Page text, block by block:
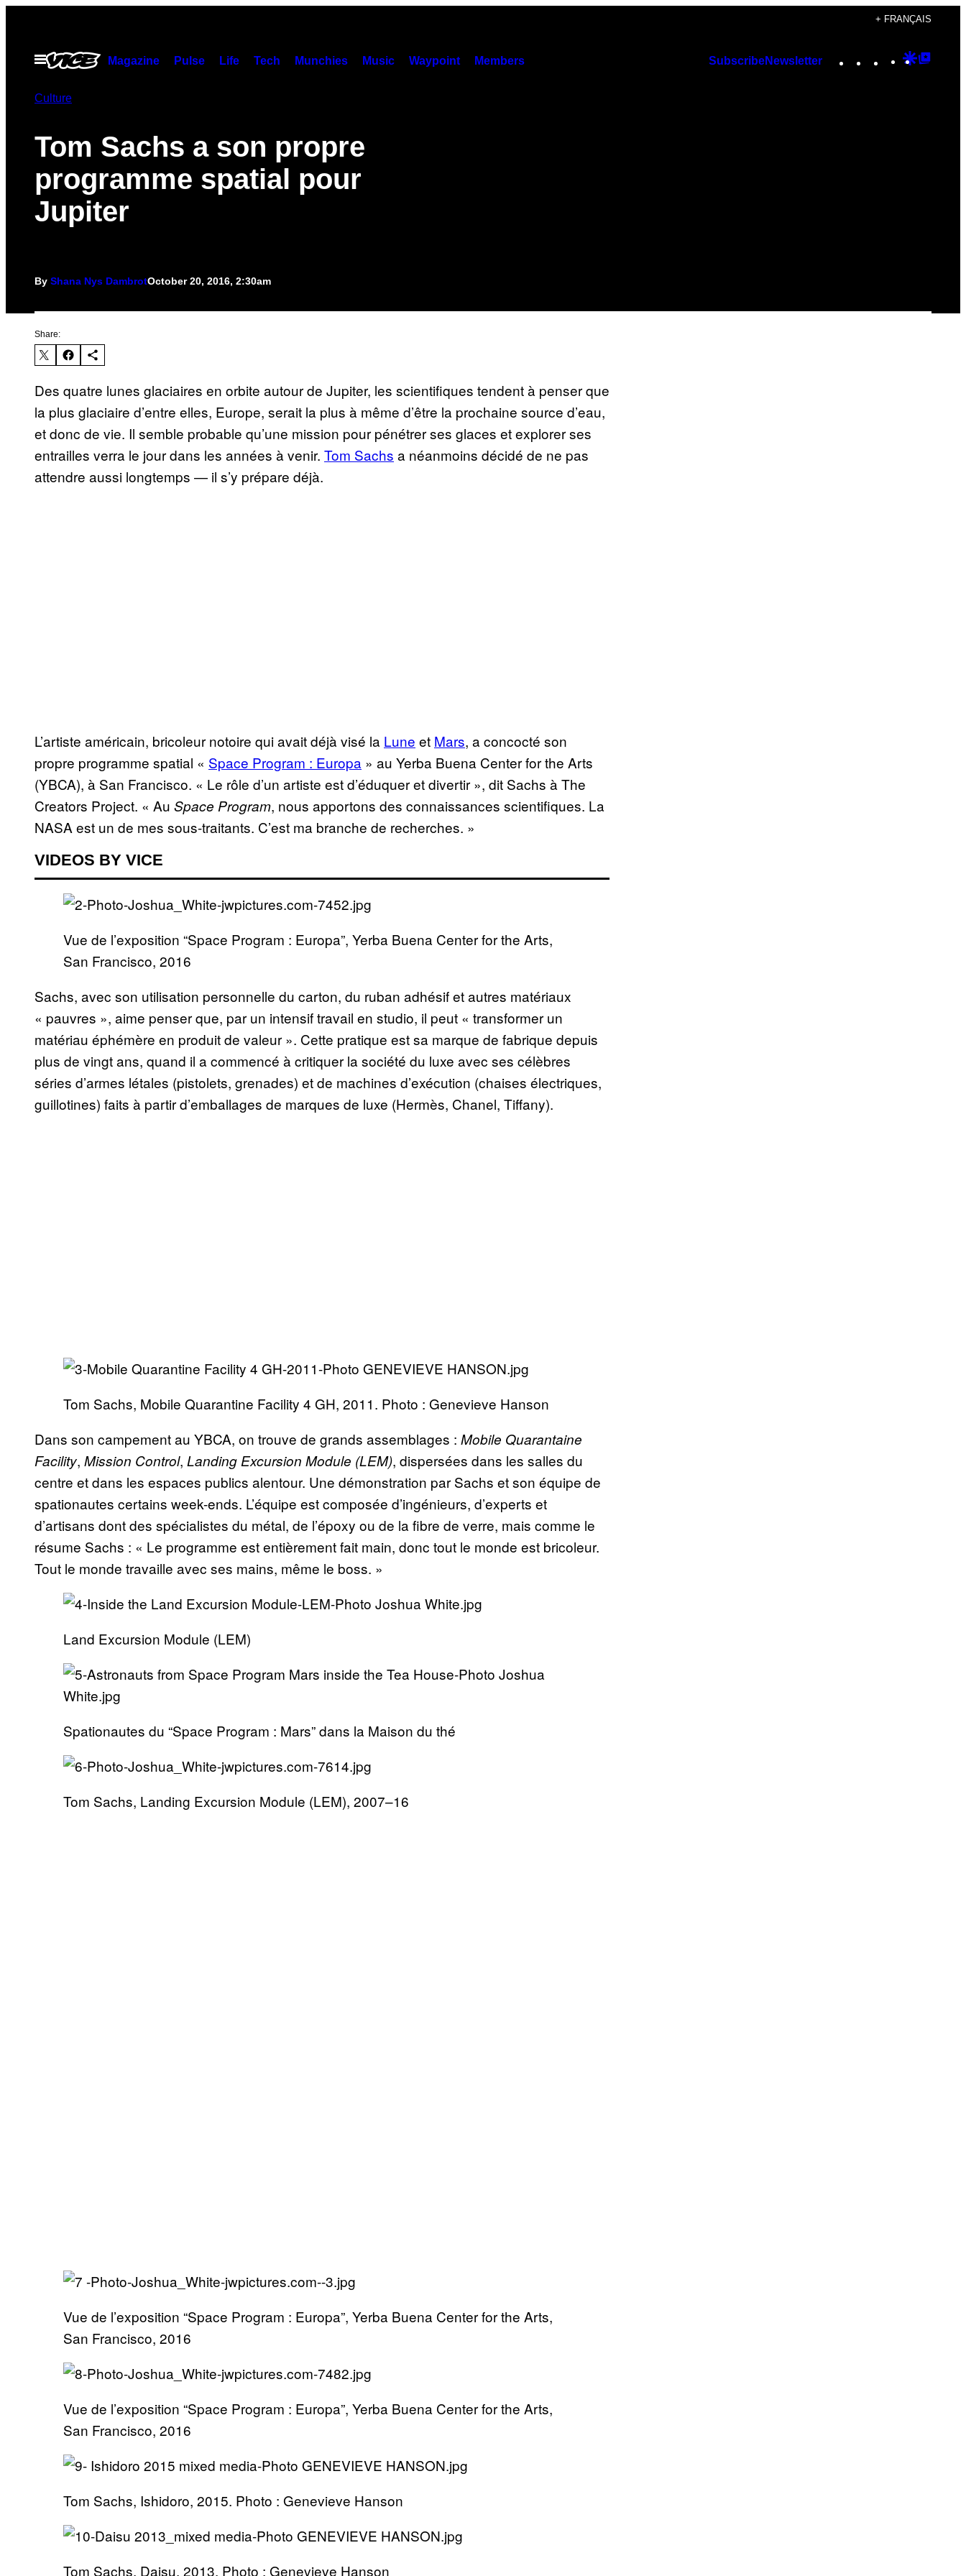
content
+ FRANÇAIS
Open
Menu
Magazine Pulse Life Tech Munchies Music Waypoint Members SubscribeNewsletter Instagram
TikTok
YouTube
Google
Culture
Tom Sachs a son propre
programme spatial pour
Jupiter
By Shana Nys DambrotOctober 20, 2016, 2:30am
Share:
Des quatre lunes glaciaires en orbite autour de Jupiter, les scientifiques tendent à penser que
la plus glaciaire d’entre elles, Europe, serait la plus à même d’être la prochaine source d’eau,
et donc de vie. Il semble probable qu’une mission pour pénétrer ses glaces et explorer ses
entrailles verra le jour dans les années à venir. Tom Sachs a néanmoins décidé de ne pas
attendre aussi longtemps — il s’y prépare déjà.
L’artiste américain, bricoleur notoire qui avait déjà visé la Lune et Mars, a concocté son
propre programme spatial « Space Program : Europa » au Yerba Buena Center for the Arts
(YBCA), à San Francisco. « Le rôle d’un artiste est d’éduquer et divertir », dit Sachs à The
Creators Project. « Au Space Program, nous apportons des connaissances scientifiques. La
NASA est un de mes sous-traitants. C’est ma branche de recherches. »
VIDEOS BY VICE
Vue de l’exposition “Space Program : Europa”, Yerba Buena Center for the Arts,
San Francisco, 2016
Sachs, avec son utilisation personnelle du carton, du ruban adhésif et autres matériaux
« pauvres », aime penser que, par un intensif travail en studio, il peut « transformer un
matériau éphémère en produit de valeur ». Cette pratique est sa marque de fabrique depuis
plus de vingt ans, quand il a commencé à critiquer la société du luxe avec ses célèbres
séries d’armes létales (pistolets, grenades) et de machines d’exécution (chaises électriques,
guillotines) faits à partir d’emballages de marques de luxe (Hermès, Chanel, Tiffany).
Tom Sachs, Mobile Quarantine Facility 4 GH, 2011. Photo : Genevieve Hanson
Dans son campement au YBCA, on trouve de grands assemblages : Mobile Quarantaine
Facility, Mission Control, Landing Excursion Module (LEM), dispersées dans les salles du
centre et dans les espaces publics alentour. Une démonstration par Sachs et son équipe de
spationautes certains week-ends. L’équipe est composée d’ingénieurs, d’experts et
d’artisans dont des spécialistes du métal, de l’époxy ou de la fibre de verre, mais comme le
résume Sachs : « Le programme est entièrement fait main, donc tout le monde est bricoleur.
Tout le monde travaille avec ses mains, même le boss. »
Land Excursion Module (LEM)
Spationautes du “Space Program : Mars” dans la Maison du thé
Tom Sachs, Landing Excursion Module (LEM), 2007–16
Vue de l’exposition “Space Program : Europa”, Yerba Buena Center for the Arts,
San Francisco, 2016
Vue de l’exposition “Space Program : Europa”, Yerba Buena Center for the Arts,
San Francisco, 2016
Tom Sachs, Ishidoro, 2015. Photo : Genevieve Hanson
Tom Sachs, Daisu, 2013. Photo : Genevieve Hanson